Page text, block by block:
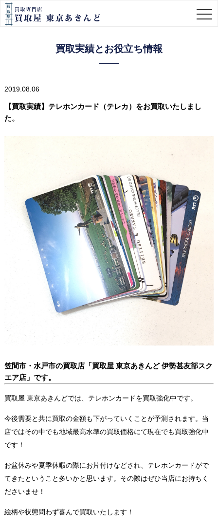
買取実績とお役立ち情報
2019.08.06
【買取実績】テレホンカード（テレカ）をお買取いたしまし
た。
笠間市・水戸市の買取店「買取屋 東京あきんど 伊勢甚友部スク
エア店」です。
買取屋 東京あきんどでは、テレホンカードを買取強化中です。
今後需要と共に買取の金額も下がっていくことが予測されます。当
店ではその中でも地域最高水準の買取価格にて現在でも買取強化中
です！
お盆休みや夏季休暇の際にお片付けなどされ、テレホンカードがで
てきたということ多いかと思います。その際はぜひ当店にお持ちく
ださいませ！
絵柄や状態問わず喜んで買取いたします！